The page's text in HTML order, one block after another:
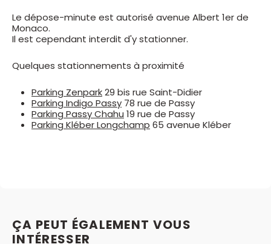
Le dépose-minute est autorisé avenue Albert 1er de
Monaco.
Il est cependant interdit d'y stationner.
Quelques stationnements à proximité
Parking Zenpark29 bis rue Saint-Didier
Parking Indigo Passy 78 rue de Passy
Parking Passy Chahu 19 rue de Passy
Parking Kléber Longchamp 65 avenue Kléber
ÇA PEUT ÉGALEMENT VOUS
INTÉRESSER